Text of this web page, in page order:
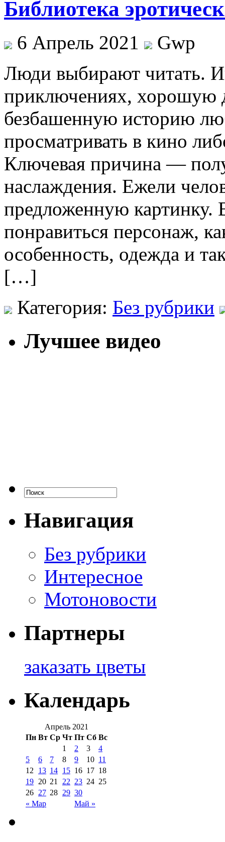
Библиотека
6 Апрель 2021
Gwp
Люди выбирaют читaть.
приключениях, хорошую
безбашенную историю
просматривать в кино
Ключевая причина —
наслаждения. Ежели
предложенную картинку.
понравиться персонаж,
особенность, одежда и
[…]
Категория: Без рубрики
Лучшее видео
Навигация
Без рубрики
Интересное
Мотоновости
Партнеры
заказать цветы
Календарь
Апрель 2021
Пн Вт Ср Чт Пт Сб Вс
« Мар Май »
1 2 3
4
5
6 7 8 9 10 11
12
13 14 15 16 17 18
19 20 21 22 23 24 25
26 27 28 29 30